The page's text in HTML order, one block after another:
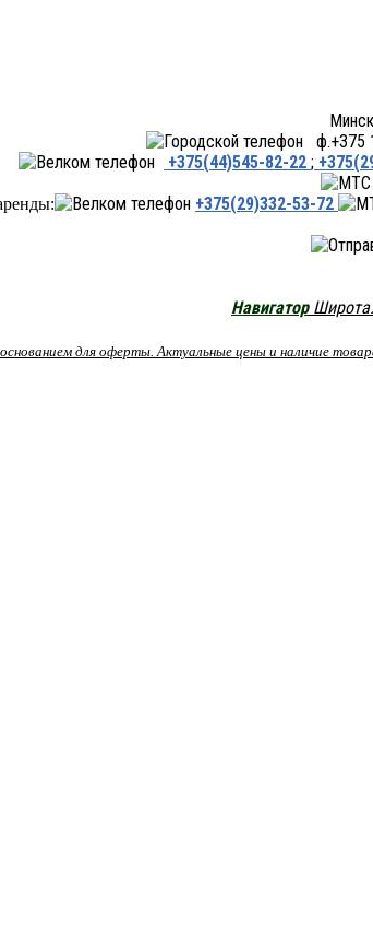
ул.Переходная
ф.+375
+375(44)545-82-22 ;
+375(29)332-53-72
НавигаторШирота:
для оферты. Актуальные цены и наличие